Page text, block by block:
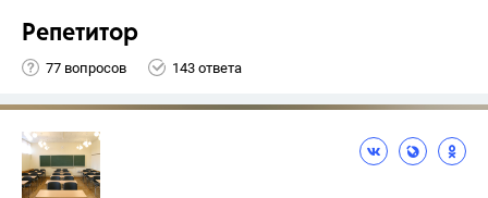
Репетитор
77 вопросов 143 ответа